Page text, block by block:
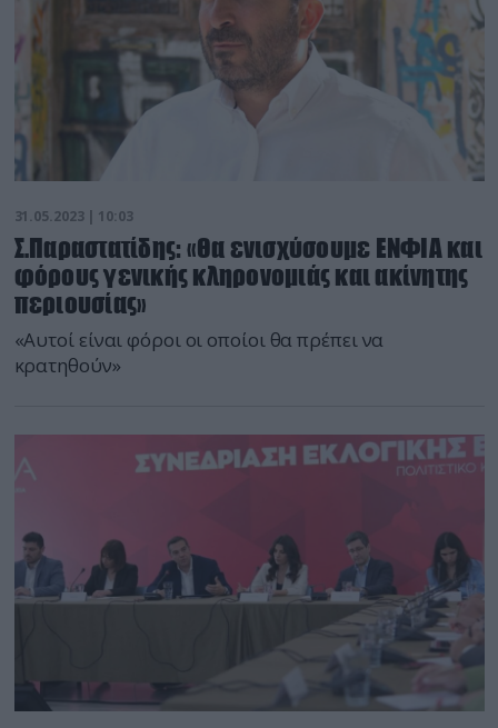
31.05.2023 | 10:03
Σ.Παραστατίδης: «Θα ενισχύσουμε ΕΝΦΙΑ και
φόρους γενικής κληρονομιάς και ακίνητης
περιουσίας»
«Αυτοί είναι φόροι οι οποίοι θα πρέπει να
κρατηθούν»